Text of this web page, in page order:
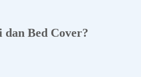
dan Bed Cover?